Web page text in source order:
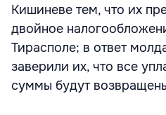
Кишиневе тем, что их
двойное
Тирасполе; в ответ
заверили их, что все
суммы будут